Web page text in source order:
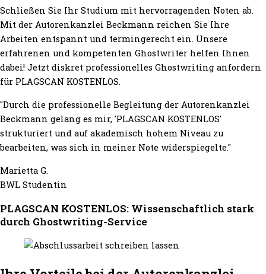
Schließen Sie Ihr Studium mit hervorragenden Noten ab.
Mit der Autorenkanzlei Beckmann reichen Sie Ihre
Arbeiten entspannt und termingerecht ein. Unsere
erfahrenen und kompetenten Ghostwriter helfen Ihnen
dabei! Jetzt diskret professionelles Ghostwriting anfordern
für PLAGSCAN KOSTENLOS.
"Durch die professionelle Begleitung der Autorenkanzlei
Beckmann gelang es mir, 'PLAGSCAN KOSTENLOS'
strukturiert und auf akademisch hohem Niveau zu
bearbeiten, was sich in meiner Note widerspiegelte."
Marietta G.
BWL Studentin
PLAGSCAN KOSTENLOS: Wissenschaftlich stark
durch Ghostwriting-Service